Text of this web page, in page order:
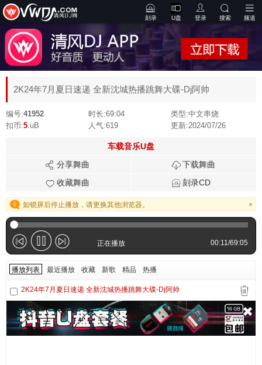
刻录 U盘 登录 搜索 频道
2K24年7月夏日速递 全新沈城热播跳舞大碟-Dj阿帅
编号:41952 时长:69:04 类型:中文串烧
扣币:5.uB 人气:619 更新:2024/07/26
车载音乐U盘
分享舞曲
下载舞曲
收藏舞曲
刻录CD
如锁屏后停止播放，请更换其他浏览器。 ×
正在播放 00:12/69:05
播放列表 最近播放 收藏 新歌 精品 热播
2K24年7月夏日速递 全新沈城热播跳舞大碟-Dj阿帅